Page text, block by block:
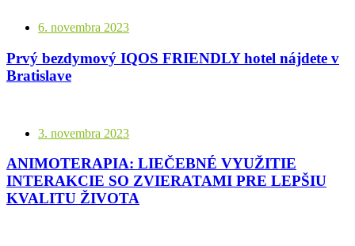
6. novembra 2023
Prvý bezdymový IQOS FRIENDLY hotel nájdete v
Bratislave
3. novembra 2023
ANIMOTERAPIA: LIEČEBNÉ VYUŽITIE
INTERAKCIE SO ZVIERATAMI PRE LEPŠIU
KVALITU ŽIVOTA